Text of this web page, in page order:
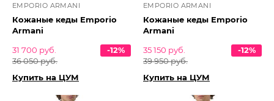
EMPORIO ARMANI
Кожаные кеды Emporio
Armani
31 700 руб.
36 050 руб.
-12%
Купить на ЦУМ
EMPORIO ARMANI
Кожаные кеды Emporio
Armani
35 150 руб.
39 950 руб.
-12%
Купить на ЦУМ